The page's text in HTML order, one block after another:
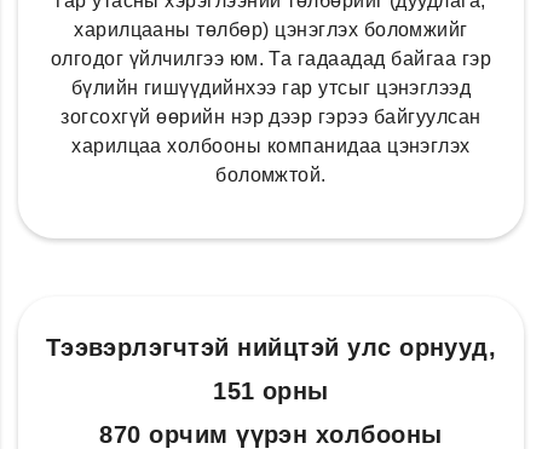
харилцааны төлбөр) цэнэглэх боломжийг
олгодог үйлчилгээ юм. Та гадаадад байгаа гэр
бүлийн гишүүдийнхээ гар утсыг цэнэглээд
зогсохгүй өөрийн нэр дээр гэрээ байгуулсан
харилцаа холбооны компанидаа цэнэглэх
боломжтой.
Тээвэрлэгчтэй нийцтэй улс орнууд,
151 орны
870 орчим үүрэн холбооны